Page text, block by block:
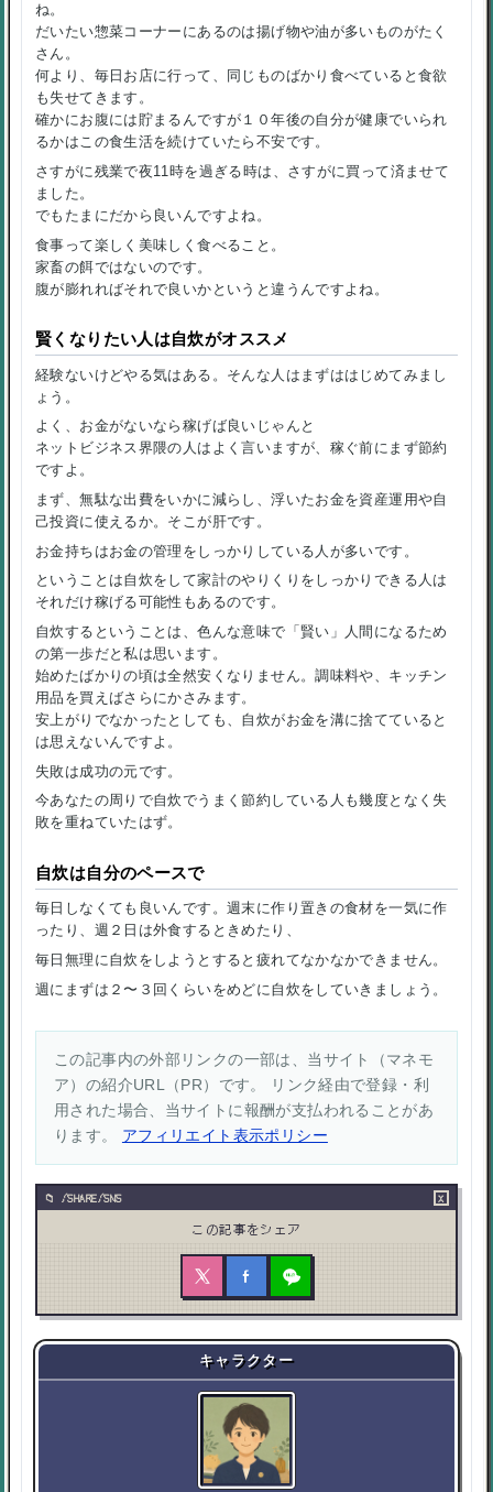
ね。
だいたい惣菜コーナーにあるのは揚げ物や油が多いものがたく
さん。
何より、毎日お店に行って、同じものばかり食べていると食欲
も失せてきます。
確かにお腹には貯まるんですが１０年後の自分が健康でいられ
るかはこの食生活を続けていたら不安です。
さすがに残業で夜11時を過ぎる時は、さすがに買って済ませて
ました。
でもたまにだから良いんですよね。
食事って楽しく美味しく食べること。
家畜の餌ではないのです。
腹が膨れればそれで良いかというと違うんですよね。
賢くなりたい人は自炊がオススメ
経験ないけどやる気はある。そんな人はまずははじめてみまし
ょう。
よく、お金がないなら稼げば良いじゃんと
ネットビジネス界隈の人はよく言いますが、稼ぐ前にまず節約
ですよ。
まず、無駄な出費をいかに減らし、浮いたお金を資産運用や自
己投資に使えるか。そこが肝です。
お金持ちはお金の管理をしっかりしている人が多いです。
ということは自炊をして家計のやりくりをしっかりできる人は
それだけ稼げる可能性もあるのです。
自炊するということは、色んな意味で「賢い」人間になるため
の第一歩だと私は思います。
始めたばかりの頃は全然安くなりません。調味料や、キッチン
用品を買えばさらにかさみます。
安上がりでなかったとしても、自炊がお金を溝に捨てていると
は思えないんですよ。
失敗は成功の元です。
今あなたの周りで自炊でうまく節約している人も幾度となく失
敗を重ねていたはず。
自炊は自分のペースで
毎日しなくても良いんです。週末に作り置きの食材を一気に作
ったり、週２日は外食するときめたり、
毎日無理に自炊をしようとすると疲れてなかなかできません。
週にまずは２〜３回くらいをめどに自炊をしていきましょう。
この記事内の外部リンクの一部は、当サイト（マネモ
ア）の紹介URL（PR）です。 リンク経由で登録・利
用された場合、当サイトに報酬が支払われることがあ
ります。 アフィリエイト表示ポリシー
/SHARE/SNS ×
この記事をシェア
キャラクター